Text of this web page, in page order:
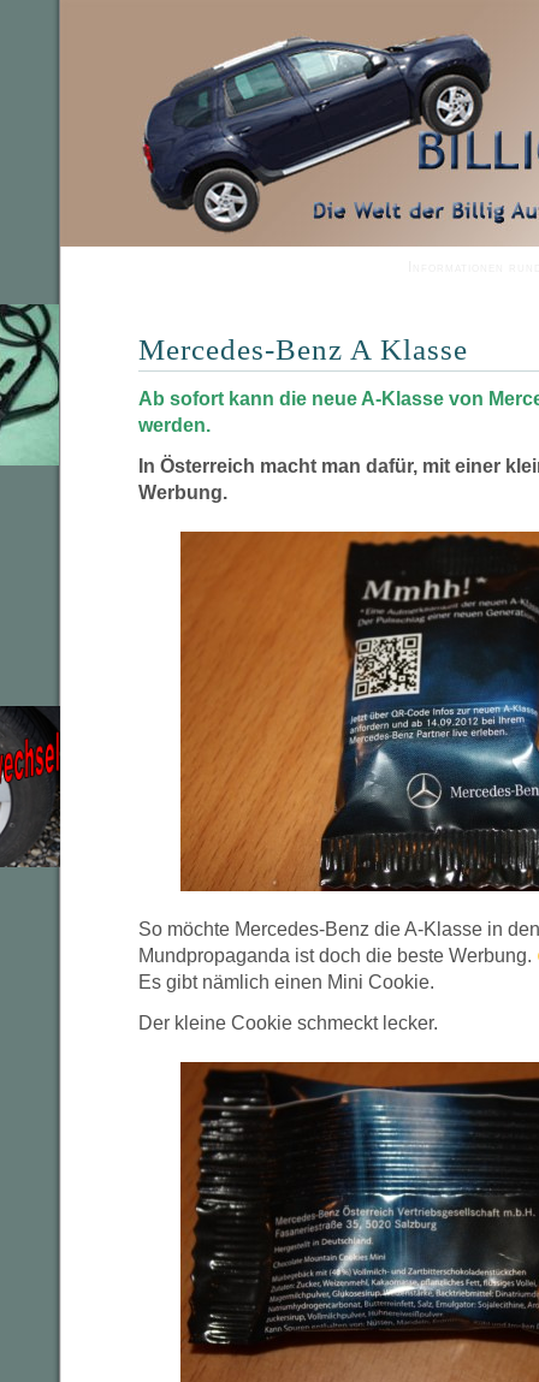
Mercedes-Benz A Klasse
Ab sofort kann die neue A-Klasse von
werden.
In Österreich macht man dafür, mit einer
Werbung.
So möchte Mercedes-Benz die A-Klasse in
Mundpropaganda ist doch die beste Werbung.
Es gibt nämlich einen Mini Cookie.
Der kleine Cookie schmeckt lecker.